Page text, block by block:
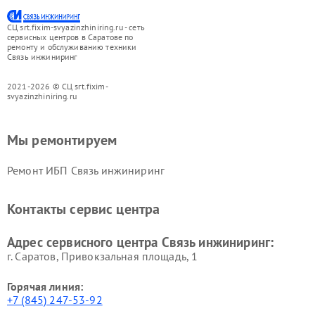
СЦ srt.fixim-svyazinzhiniring.ru - сеть
сервисных центров в Саратове по
ремонту и обслуживанию техники
Связь инжиниринг
2021-2026 © СЦ srt.fixim-
svyazinzhiniring.ru
Мы ремонтируем
Ремонт ИБП Связь инжиниринг
Контакты сервис центра
Адрес сервисного центра Связь инжиниринг:
г. Саратов, Привокзальная площадь, 1
Горячая линия:
+7 (845) 247-53-92